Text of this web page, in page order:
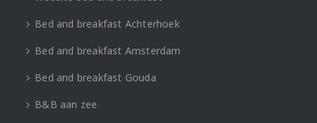
Bed and breakfast Achterhoek
Bed and breakfast Amsterdam
Bed and breakfast Gouda
B&B aan zee